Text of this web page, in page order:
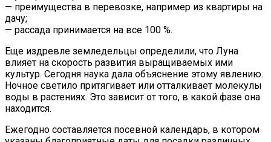
— преимущества в перевозке, например из квартиры на
дачу;
— рассада принимается на все 100 %.
Еще издревле земледельцы определили, что Луна
влияет на скорость развития выращиваемых ими
культур. Сегодня наука дала объяснение этому явлению.
Ночное светило притягивает или отталкивает молекулы
воды в растениях. Это зависит от того, в какой фазе она
находится.
Ежегодно составляется посевной календарь, в котором